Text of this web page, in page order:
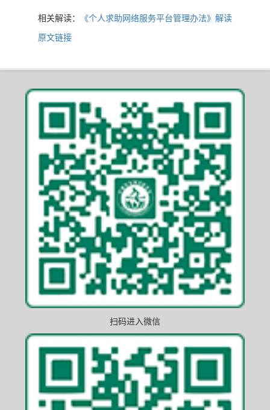
相关解读：
《个人求助网络服务平台管理办法》解读
原文链接
扫码进入微信